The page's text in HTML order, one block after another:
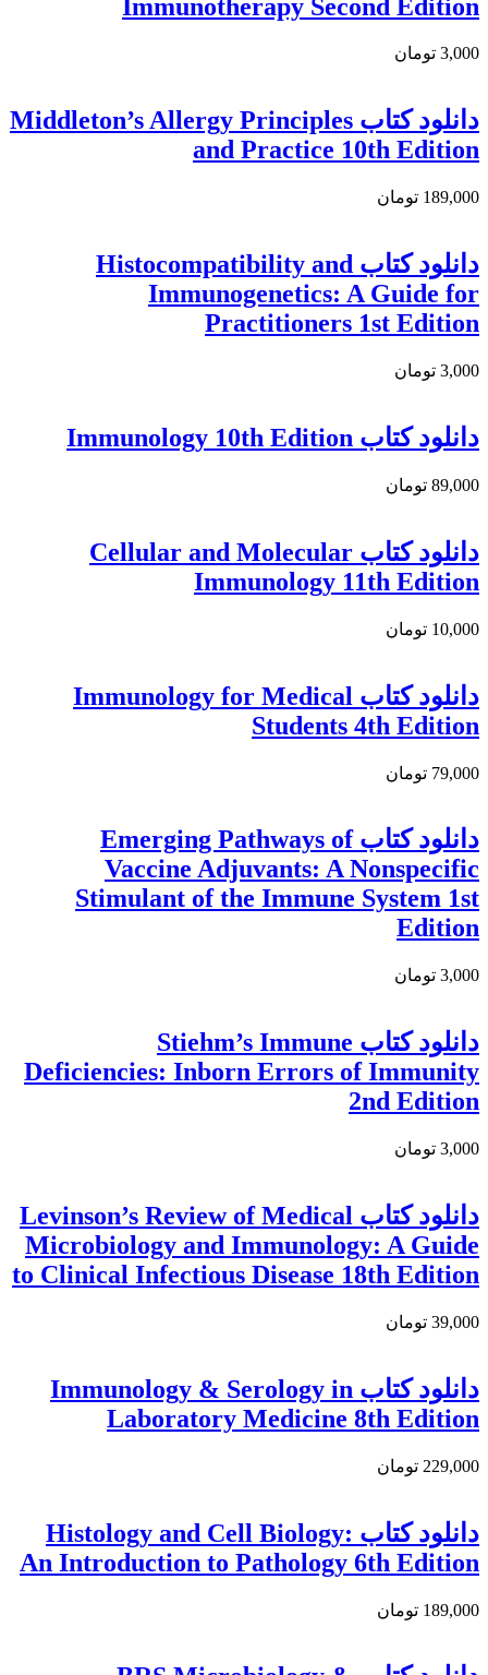
Immunotherapy Second Edition
3,000 تومان
دانلود کتاب Middleton’s Allergy Principles
and Practice 10th Edition
189,000 تومان
دانلود کتاب Histocompatibility and
Immunogenetics: A Guide for
Practitioners 1st Edition
3,000 تومان
دانلود کتاب Immunology 10th Edition
89,000 تومان
دانلود كتاب Cellular and Molecular
Immunology 11th Edition
10,000 تومان
دانلود کتاب Immunology for Medical
Students 4th Edition
79,000 تومان
دانلود کتاب Emerging Pathways of
Vaccine Adjuvants: A Nonspecific
Stimulant of the Immune System 1st
Edition
3,000 تومان
دانلود کتاب Stiehm’s Immune
Deficiencies: Inborn Errors of Immunity
2nd Edition
3,000 تومان
دانلود کتاب Levinson’s Review of Medical
Microbiology and Immunology: A Guide
to Clinical Infectious Disease 18th Edition
39,000 تومان
دانلود كتاب Immunology & Serology in
Laboratory Medicine 8th Edition
229,000 تومان
دانلود کتاب Histology and Cell Biology:
An Introduction to Pathology 6th Edition
189,000 تومان